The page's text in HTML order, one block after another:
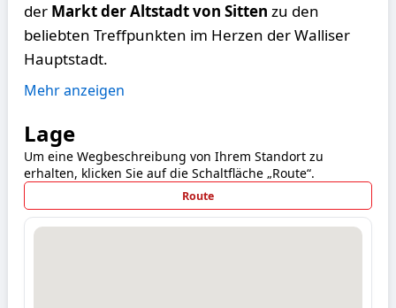
der Markt der Altstadt von Sitten zu den
beliebten Treffpunkten im Herzen der Walliser
Hauptstadt.
Mehr anzeigen
Lage
Um eine Wegbeschreibung von Ihrem Standort zu
erhalten, klicken Sie auf die Schaltfläche „Route“.
Route